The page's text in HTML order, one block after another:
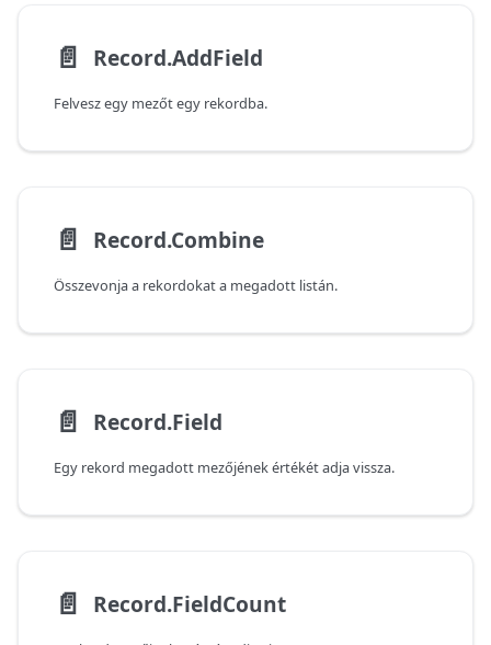
📄️ Record.AddField
Felvesz egy mezőt egy rekordba.
📄️ Record.Combine
Összevonja a rekordokat a megadott listán.
📄️ Record.Field
Egy rekord megadott mezőjének értékét adja vissza.
📄️ Record.FieldCount